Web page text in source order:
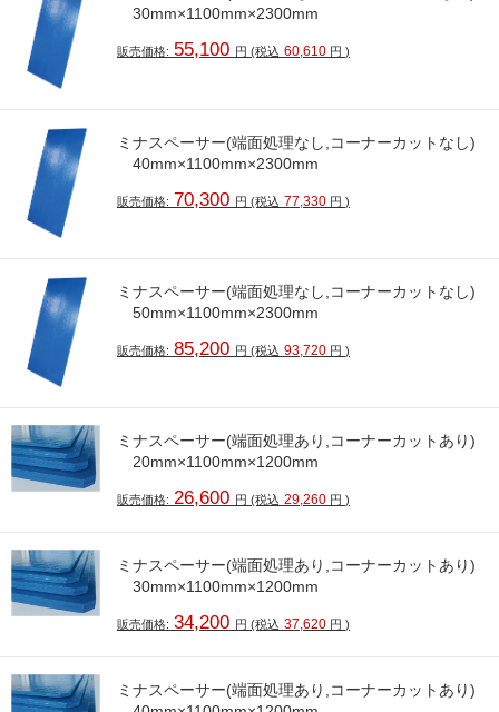
30mm×1100mm×2300mm
販売価格: 55,100 円 (税込 60,610 円 )
ミナスペーサー(端面処理なし,コーナーカットなし)
40mm×1100mm×2300mm
販売価格: 70,300 円 (税込 77,330 円 )
ミナスペーサー(端面処理なし,コーナーカットなし)
50mm×1100mm×2300mm
販売価格: 85,200 円 (税込 93,720 円 )
ミナスペーサー(端面処理あり,コーナーカットあり)
20mm×1100mm×1200mm
販売価格: 26,600 円 (税込 29,260 円 )
ミナスペーサー(端面処理あり,コーナーカットあり)
30mm×1100mm×1200mm
販売価格: 34,200 円 (税込 37,620 円 )
ミナスペーサー(端面処理あり,コーナーカットあり)